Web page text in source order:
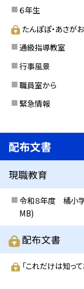
６年生
たんぽぽ・あさがお
通級指導教室
行事風景
職員室から
緊急情報
配布文書
現職教育
令和８年度 橘小
MB)
配布文書
「これだけは知っ